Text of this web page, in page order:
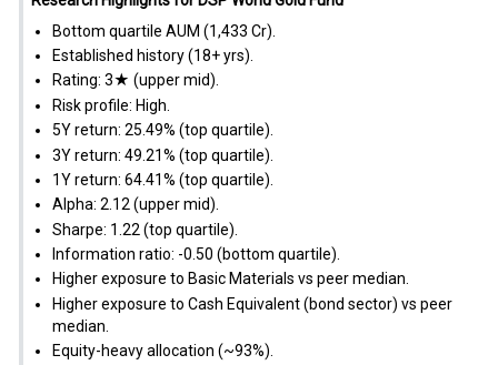
Bottom quartile AUM (₹1,433 Cr).
Established history (18+ yrs).
Rating: 3★ (upper mid).
Risk profile: High.
5Y return: 25.49% (top quartile).
3Y return: 49.21% (top quartile).
1Y return: 64.41% (top quartile).
Alpha: 2.12 (upper mid).
Sharpe: 1.22 (top quartile).
Information ratio: -0.50 (bottom quartile).
Higher exposure to Basic Materials vs peer median.
Higher exposure to Cash Equivalent (bond sector) vs peer
median.
Equity-heavy allocation (~93%).